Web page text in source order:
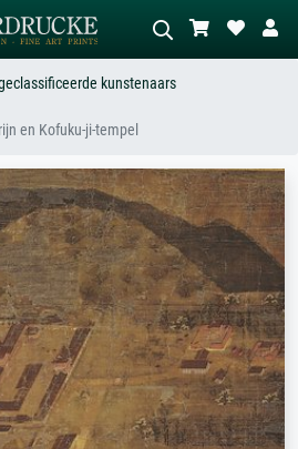
weide, abstract met veel rood, donker
olieverfschilderij, staand naakt naast
een boom.
kunstenaars
en Kofuku-ji-tempel